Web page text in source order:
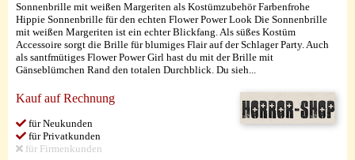
Sonnenbrille mit weißen Margeriten als Kostümzubehör Farbenfrohe
Hippie Sonnenbrille für den echten Flower Power Look Die Sonnenbrille
mit weißen Margeriten ist ein echter Blickfang. Als süßes Kostüm
Accessoire sorgt die Brille für blumiges Flair auf der Schlager Party. Auch
als santfmütiges Flower Power Girl hast du mit der Brille mit
Gänseblümchen Rand den totalen Durchblick. Du sieh...
Kauf auf Rechnung
für Neukunden
für Privatkunden
für Firmenkunden